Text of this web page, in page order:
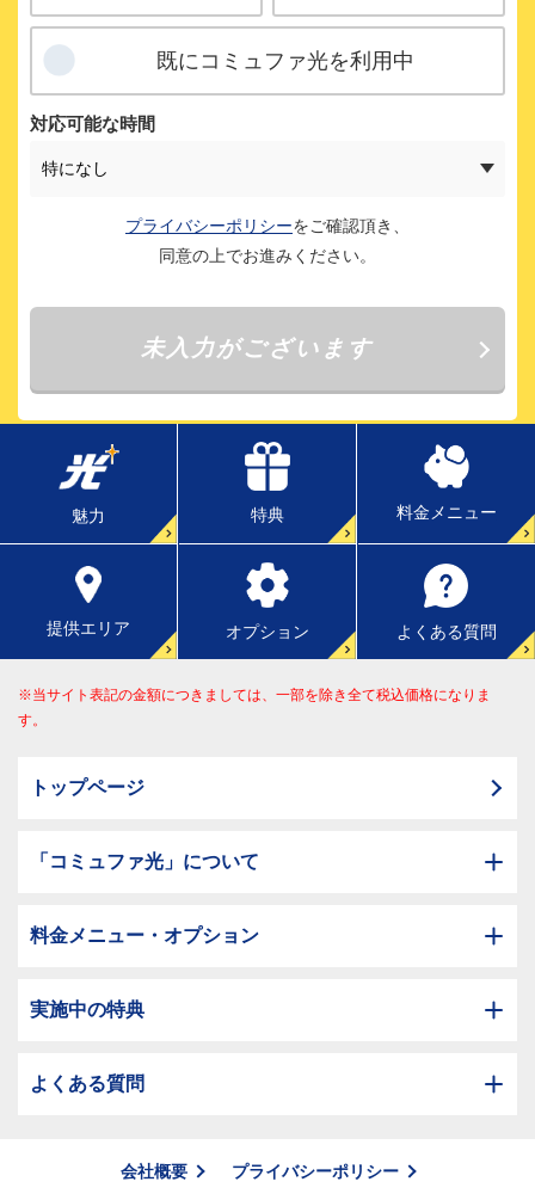
魅力 特典 料金メニュー
提供エリア オプション よくある質問
※当サイト表記の金額につきましては、一部を除き全て税込価格になりま
す。
トップページ
「コミュファ光」について
料金メニュー・オプション
実施中の特典
よくある質問
会社概要 プライバシーポリシー